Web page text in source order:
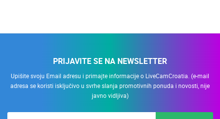
PRIJAVITE SE NA NEWSLETTER
Upišite svoju Email adresu i primajte informacije o LiveCamCroatia. (e-mail
adresa se koristi isključivo u svrhe slanja promotivnih ponuda i novosti, nije
javno vidljiva)